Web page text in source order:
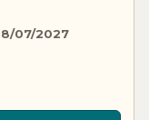
07/2027